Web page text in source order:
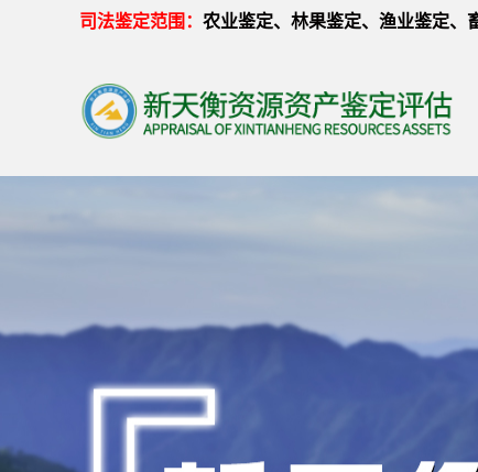
司法鉴定范围 ： 农业鉴定、林果鉴定、渔业鉴定、